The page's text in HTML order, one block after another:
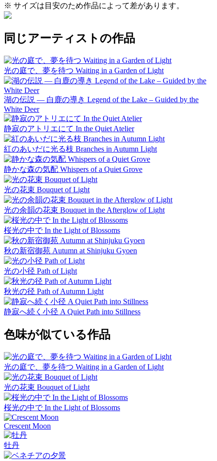
※ サイズは目安のため作品によって差があります。
同じアーティストの作品
光の庭で、夢を待つ Waiting in a Garden of Light
湖の伝説 ― 白鹿の導き Legend of the Lake – Guided by the
White Deer
静寂のアトリエにて In the Quiet Atelier
紅のあいだに光る枝 Branches in Autumn Light
静かな森の気配 Whispers of a Quiet Grove
光の花束 Bouquet of Light
光の余韻の花束 Bouquet in the Afterglow of Light
桜光の中で In the Light of Blossoms
秋の新宿御苑 Autumn at Shinjuku Gyoen
光の小径 Path of Light
秋光の径 Path of Autumn Light
静寂へ続く小径 A Quiet Path into Stillness
色味が似ている作品
光の庭で、夢を待つ Waiting in a Garden of Light
光の花束 Bouquet of Light
桜光の中で In the Light of Blossoms
Crescent Moon
牡丹